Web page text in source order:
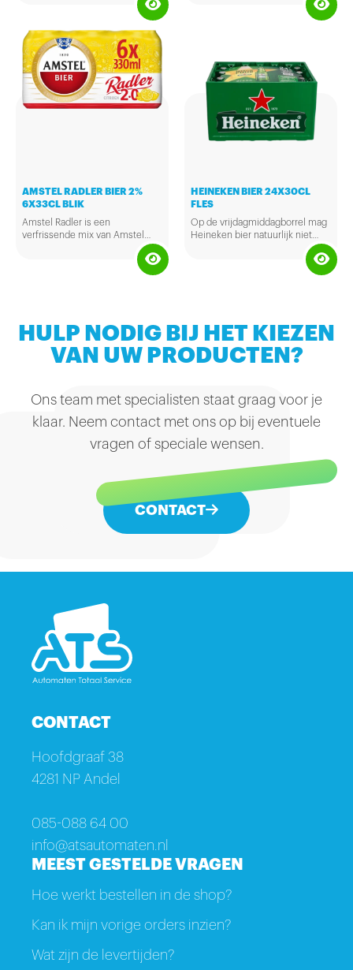
mout met een fruitig karakter.
AMSTEL RADLER BIER 2%
6X33CL BLIK
Amstel Radler is een
verfrissende mix van Amstel
citroenwater. Met zijn 2% alcohol
is het een licht bier en makkelijk
HEINEKEN BIER 24X30CL
FLES
Op de vrijdagmiddagborrel mag
Heineken bier natuurlijk niet
ontbreken. De bekende smaak
van gerstemout, hop, water en
per krat à 24 flesjes.
HULP NODIG BIJ HET KIEZEN
VAN UW PRODUCTEN?
Ons team met specialisten staat graag voor je
klaar. Neem contact met ons op bij eventuele
vragen of speciale wensen.
CONTACT
CONTACT
Hoofdgraaf 38
4281 NP Andel
085-088 64 00
info@atsautomaten.nl
MEEST GESTELDE VRAGEN
Hoe werkt bestellen in de shop?
Kan ik mijn vorige orders inzien?
Wat zijn de levertijden?